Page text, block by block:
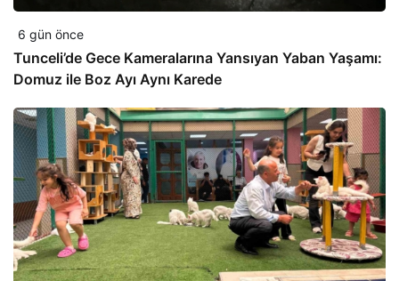
6 gün önce
Tunceli’de Gece Kameralarına Yansıyan Yaban Yaşamı:
Domuz ile Boz Ayı Aynı Karede